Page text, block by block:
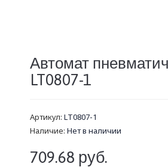
Автомат
LT0807-1
Артикул: LT0807-1
Наличие: Нет в наличии
709.68 руб.